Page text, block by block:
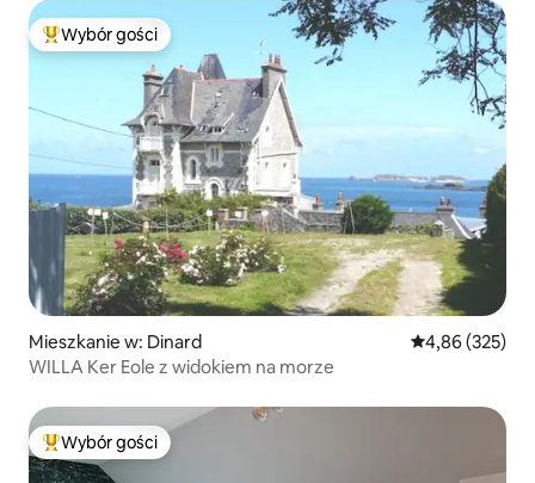
Najpopularniejsze z kategorii Wybór gości
Wybór gości
Mieszkanie w: Dinard Średnia
4,86 (325)
WILLA Ker Eole z widokiem na morze
Najpopularniejsze z kategorii Wybór gości
Wybór gości